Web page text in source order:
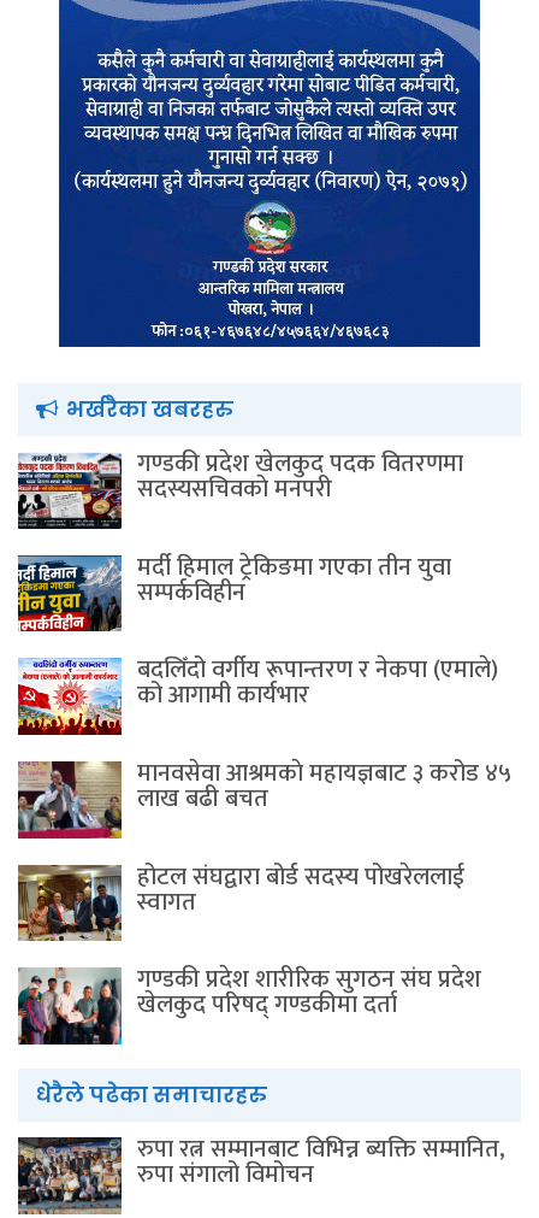
भर्खरैका खबरहरु
गण्डकी प्रदेश खेलकुद पदक वितरणमा
सदस्यसचिवकाे मनपरी
मर्दी हिमाल ट्रेकिङमा गएका तीन युवा
सम्पर्कविहीन
बदलिँदो वर्गीय रूपान्तरण र नेकपा (एमाले)
को आगामी कार्यभार
मानवसेवा आश्रमकाे‌ महायज्ञबाट ३ करोड ४५
लाख बढी बचत
होटल संघद्वारा बोर्ड सदस्य पोखरेललाई
स्वागत
गण्डकी प्रदेश शारीरिक सुगठन संघ प्रदेश
खेलकुद परिषद् गण्डकीमा दर्ता
धेरैले पढेका समाचारहरु
रुपा रत्न सम्मानबाट विभिन्न ब्यक्ति सम्मानित,
रुपा संगालो विमोचन